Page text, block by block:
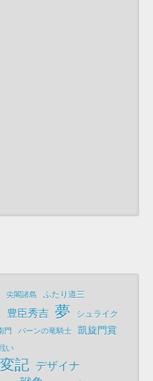
尖閣諸島 ふたり道三
豊臣秀吉 夢 シュライク
門 パーンの竜騎士 凱旋門賞
い
記 デザイナ